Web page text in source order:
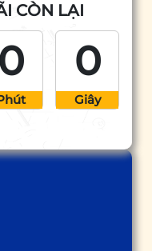
CÒN LẠI
0 0
Giây